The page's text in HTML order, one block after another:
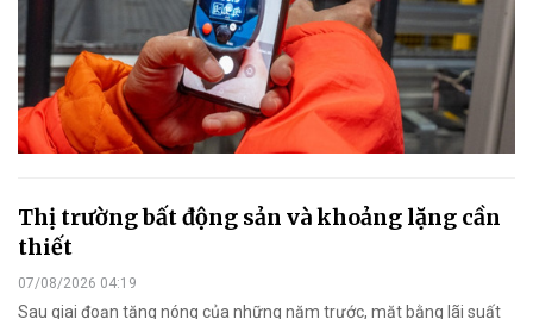
Thị trường bất động sản và khoảng lặng cần
thiết
07/08/2026 04:19
Sau giai đoạn tăng nóng của những năm trước, mặt bằng lãi suất